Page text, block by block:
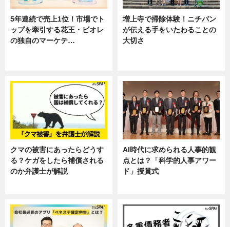
5年連続で売上1位！市場でト
ップを牽引する花王・ビオレ
の独自のマーケテ…
増上寺で掃除体験！ニチバン
が伝える手をいたわることの
大切さ
クマの被害にあったらどうす
る？ケガをしたら補償される
のか弁護士が解説
AI時代に求められる人事的観
点とは？「科学的人事アワー
ド」授賞式